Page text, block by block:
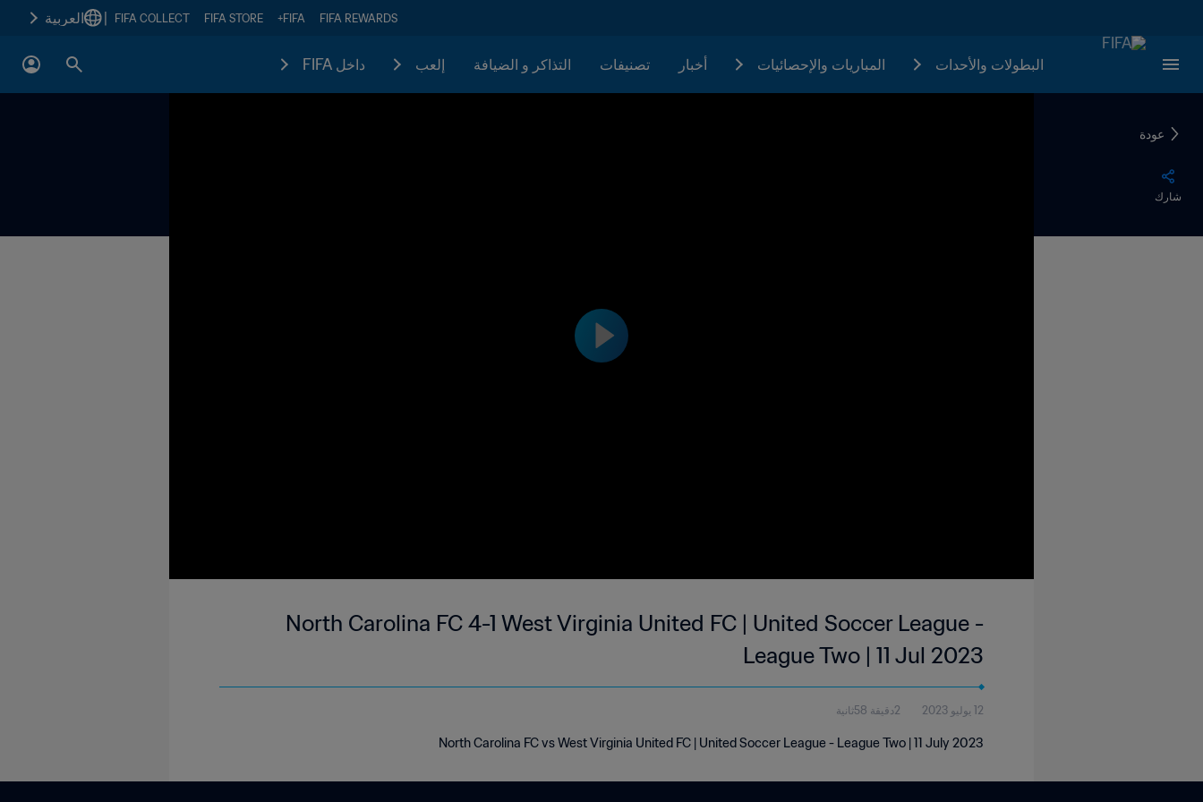
FIFA REWARDS
FIFA+
FIFA STORE
FIFA COLLECT العربية
البطولات والأحدات المباريات والإحصائيات أخبار تصنيفات التذاكر و الضيافة إلعب داخل FIFA
عودة
شارك
North Carolina FC 4-1 West Virginia United FC | United Soccer League -
League Two | 11 Jul 2023
12 يوليو 2023 2دقيقة 58ثانية
North Carolina FC vs West Virginia United FC | United Soccer League - League Two | 11 July 2023